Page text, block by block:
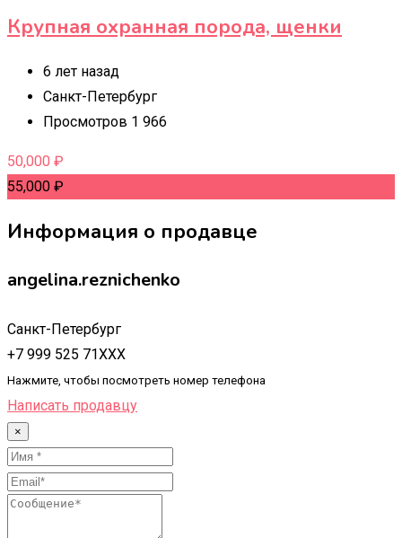
Крупная охранная порода, щенки
6 лет назад
Санкт-Петербург
Просмотров 1 966
50,000 ₽
55,000 ₽
Информация о продавце
angelina.reznichenko
Санкт-Петербург
+7 999 525 71XXX
Нажмите, чтобы посмотреть номер телефона
Написать продавцу
×